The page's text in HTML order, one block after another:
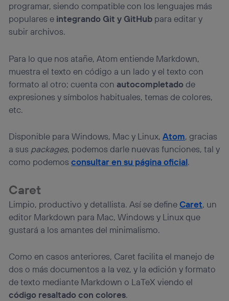
programar, siendo compatible con los lenguajes más
populares e integrando Git y GitHub para editar y
subir archivos.
Para lo que nos atañe, Atom entiende Markdown,
muestra el texto en código a un lado y el texto con
formato al otro; cuenta con autocompletadode
expresiones y símbolos habituales, temas de colores,
etc.
Disponible para Windows, Mac y Linux,Atom, gracias
a sus packages, podemos darle nuevas funciones, tal y
como podemosconsultar en su página oficial.
Caret
Limpio, productivo y detallista. Así se defineCaret, un
editor Markdown para Mac, Windows y Linux que
gustará a los amantes del minimalismo.
Como en casos anteriores, Caret facilita el manejo de
dos o más documentos a la vez, y la edición y formato
de texto mediante Markdown o LaTeX viendo el
código resaltado con colores.